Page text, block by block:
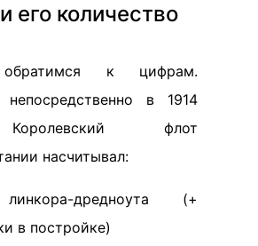
его количество
к цифрам.
в 1914
флот
насчитывал:
дредноута (+
в постройке)